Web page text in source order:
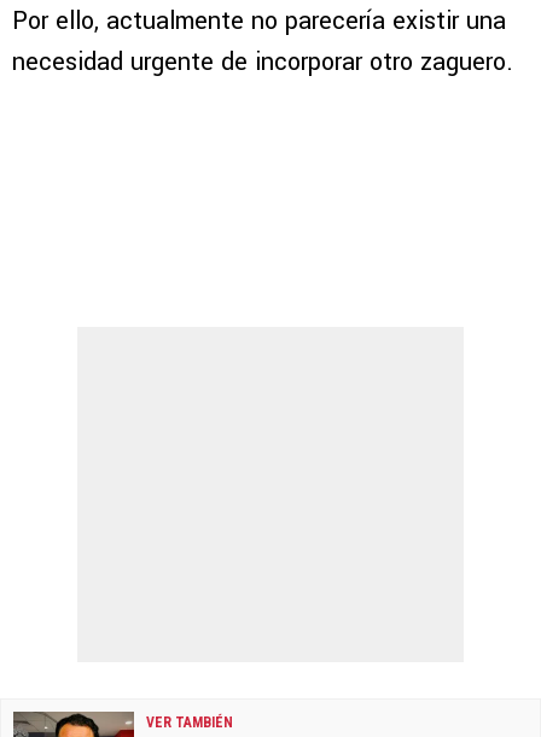
Por ello, actualmente no parecería existir una
necesidad urgente de incorporar otro zaguero.
VER TAMBIÉN